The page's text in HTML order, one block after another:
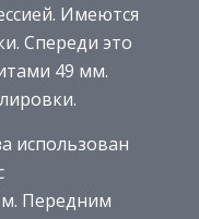
Имеются
Спереди это
49 мм.
использован
Передним